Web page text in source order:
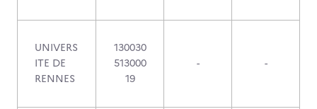
UNIVERS
ITE DE
RENNES
130030
513000
19
- -